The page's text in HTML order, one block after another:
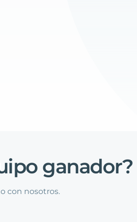
ganador?
con nosotros.